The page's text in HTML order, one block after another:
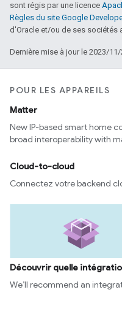
sont régis par une licence
Règles du site Google
d'Oracle et/ou de ses sociétés
Dernière mise à jour le 2023/11/
POUR LES APPAREILS
Matter
New IP-based smart home
broad interoperability with
Cloud-to-cloud
Connectez votre backend
Découvrir quelle
We’ll recommend an